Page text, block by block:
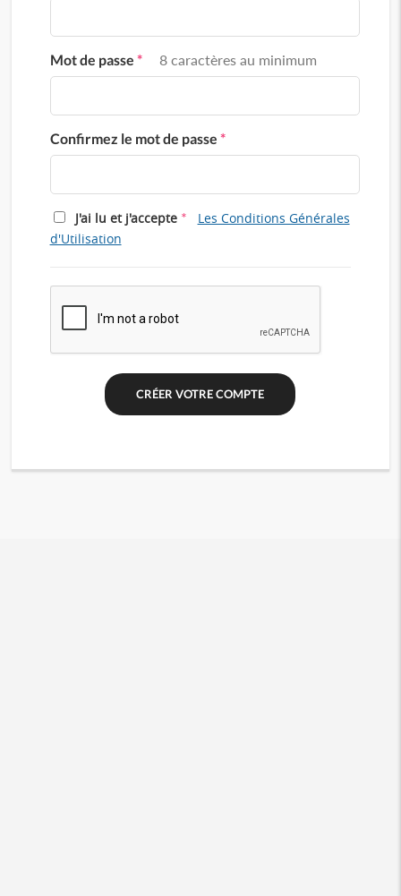
Mot de passe * 8 caractères au minimum
Confirmez le mot de passe *
J'ai lu et j'accepte *
Les Conditions Générales
d'Utilisation